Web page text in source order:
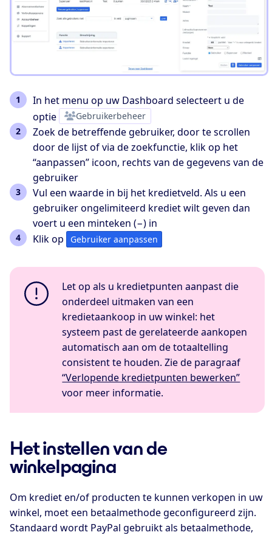
In het menu op uw Dashboard selecteert u de
optie
Gebruikerbeheer
Zoek de betreffende gebruiker, door te scrollen
door de lijst of via de zoekfunctie, klik op het
“aanpassen” icoon, rechts van de gegevens van de
gebruiker
Vul een waarde in bij het kredietveld. Als u een
gebruiker ongelimiteerd krediet wilt geven dan
voert u een minteken (−) in
Klik op
Gebruiker aanpassen
Let op als u kredietpunten aanpast die
onderdeel uitmaken van een
kredietaankoop in uw winkel: het
systeem past de gerelateerde aankopen
automatisch aan om de totaaltelling
consistent te houden. Zie de paragraaf
“Verlopende kredietpunten bewerken”
voor meer informatie.
Het instellen van de
winkelpagina
Om krediet en/of producten te kunnen verkopen in uw
winkel, moet een betaalmethode geconfigureerd zijn.
Standaard wordt PayPal gebruikt als betaalmethode,